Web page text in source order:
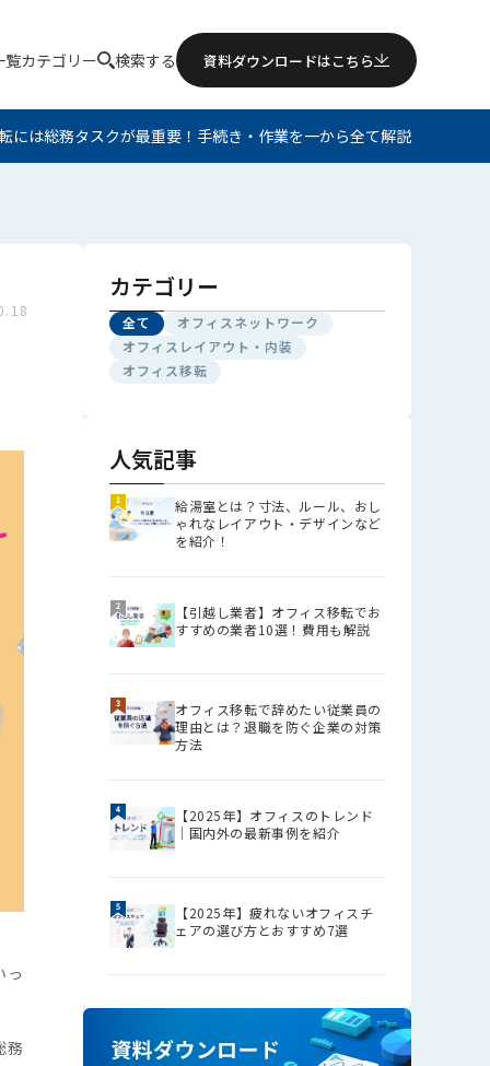
覧カテゴリー
ネットワーク
レイアウト・内装
移転
検索する 資料ダウンロードはこちら
には総務タスクが最重要！手続き・作業を一から全て解説
っ
務
カテゴリー
全て
オフィスネットワーク
オフィスレイアウト・内装
オフィス移転
人気記事
給湯室とは？寸法、ルール、おし
ゃれなレイアウト・デザインなど
を紹介！
【引越し業者】オフィス移転でお
すすめの業者10選！費用も解説
オフィス移転で辞めたい従業員の
理由とは？退職を防ぐ企業の対策
方法
【2025年】オフィスのトレンド
│国内外の最新事例を紹介
【2025年】疲れないオフィスチ
ェアの選び方とおすすめ7選